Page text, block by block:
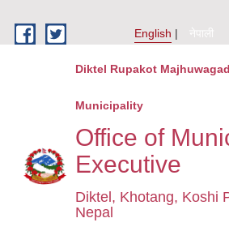
English
नेपाली
Diktel Rupakot
Municipality
Office of
Executive
Diktel, Khotang, Koshi
Nepal